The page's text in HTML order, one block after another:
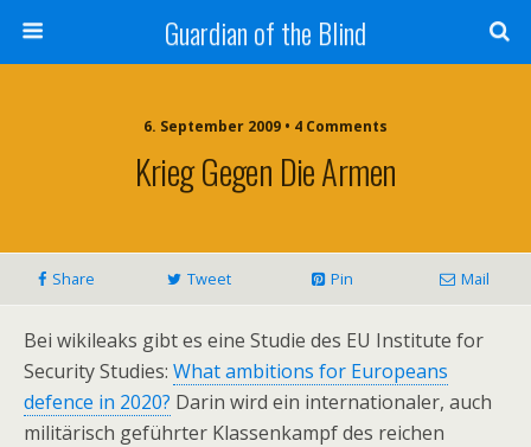
Guardian of the Blind
6. September 2009 • 4 Comments
Krieg Gegen Die Armen
Share Tweet Pin Mail
Bei wikileaks gibt es eine Studie des EU Institute for
Security Studies: What ambitions for Europeans
defence in 2020? Darin wird ein internationaler, auch
militärisch geführter Klassenkampf des reichen